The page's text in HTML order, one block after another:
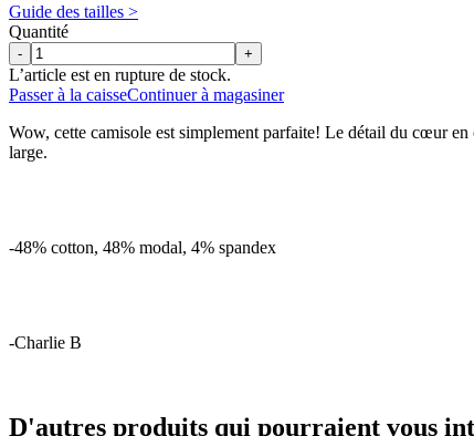
Guide des tailles >
Quantité
- +
L’article est en rupture de stock.
Passer à la caisseContinuer à magasiner
Wow, cette camisole est simplement parfaite! Le détail du cœur
large.
-48% cotton, 48% modal, 4% spandex
-Charlie B
D'autres produits qui pourraient vous